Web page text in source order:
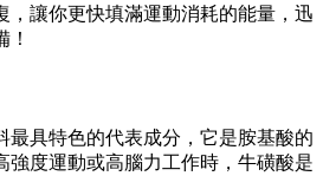
，讓你更快填滿運動消耗的能量，迅
最具特色的代表成分，它是胺基酸的
強度運動或高腦力工作時，牛磺酸是